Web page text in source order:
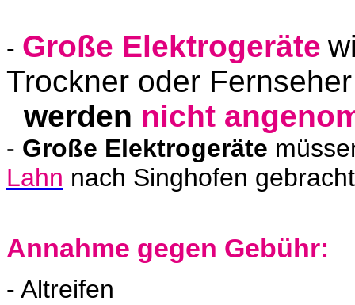
- Große Elektrogeräte
Trockner oder Fernseher
werden nicht
- Große Elektrogeräte
Lahn nach Singhofen
Annahme gegen Gebühr:
- Altreifen